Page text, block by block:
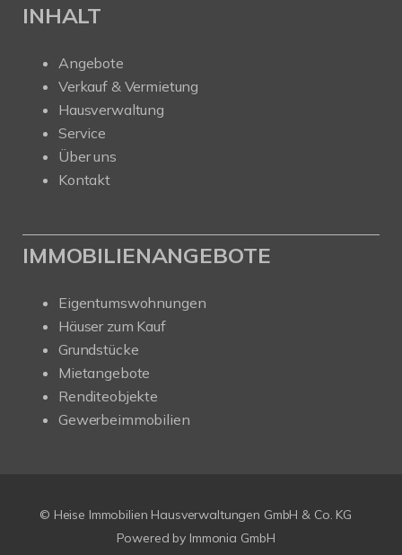
INHALT
Angebote
Verkauf & Vermietung
Hausverwaltung
Service
Über uns
Kontakt
IMMOBILIENANGEBOTE
Eigentumswohnungen
Häuser zum Kauf
Grundstücke
Mietangebote
Renditeobjekte
Gewerbeimmobilien
© Heise Immobilien Hausverwaltungen GmbH & Co. KG
Powered by Immonia GmbH